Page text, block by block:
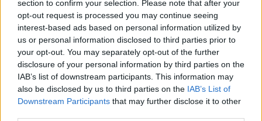
section to confirm your selection. Please note that after your
opt-out request is processed you may continue seeing
interest-based ads based on personal information utilized by
us or personal information disclosed to third parties prior to
your opt-out. You may separately opt-out of the further
disclosure of your personal information by third parties on the
IAB’s list of downstream participants. This information may
also be disclosed by us to third parties on the IAB’s List of
Downstream Participants that may further disclose it to other
EPISODUL 6:Suedia 1958 / Brazilia! Pele!
EPISODUL 7:Chile 1962 / Brazilia triumfă și
fără Pele
EPISODUL 8:Anglia 1966 / Golul-fantomă din